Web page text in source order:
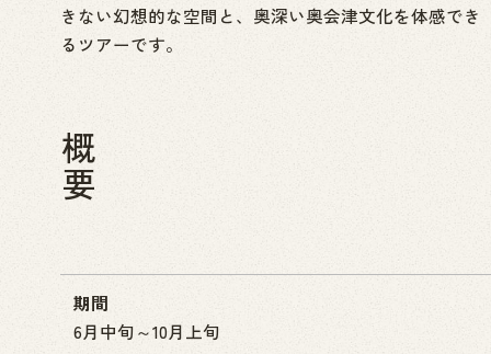
きない幻想的な空間と、奥深い奥会津文化を体感でき
るツアーです。
概要
期間
6月中旬～10月上旬